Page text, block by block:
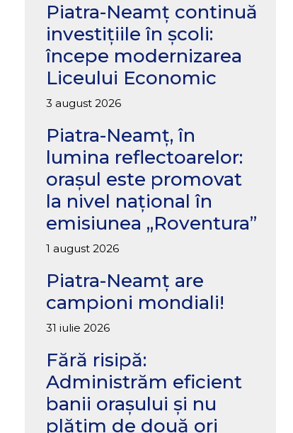
Piatra-Neamț continuă
investițiile în școli:
începe modernizarea
Liceului Economic
3 august 2026
Piatra-Neamț, în
lumina reflectoarelor:
orașul este promovat
la nivel național în
emisiunea „Roventura”
1 august 2026
Piatra-Neamț are
campioni mondiali!
31 iulie 2026
Fără risipă:
Administrăm eficient
banii orașului și nu
plătim de două ori